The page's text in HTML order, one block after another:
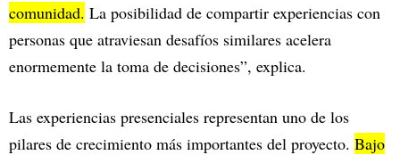
comunidad. La posibilidad de compartir experiencias con
personas que atraviesan desafíos similares acelera
enormemente la toma de decisiones”, explica.
Las experiencias presenciales representan uno de los
pilares de crecimiento más importantes del proyecto. Bajo